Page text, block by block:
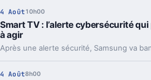
4 Août 10h00
Smart TV : l’alerte cybersécurité
à agir
4 Août8h00